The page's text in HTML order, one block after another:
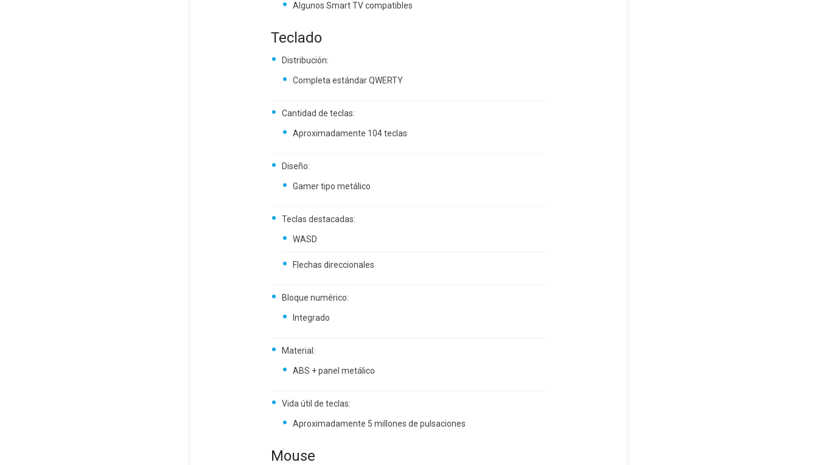
Algunos Smart TV compatibles
Teclado
Distribución:
Completa estándar QWERTY
Cantidad de teclas:
Aproximadamente 104 teclas
Diseño:
Gamer tipo metálico
Teclas destacadas:
WASD
Flechas direccionales
Bloque numérico:
Integrado
Material:
ABS + panel metálico
Vida útil de teclas:
Aproximadamente 5 millones de pulsaciones
Mouse